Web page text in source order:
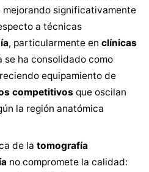
significativamente
a técnicas
, particularmente en clínicas
se ha consolidado como
equipamiento de
competitivos que oscilan
la región anatómica
de la tomografía
no compromete la calidad: